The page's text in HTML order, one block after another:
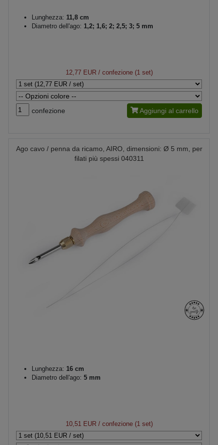
Lunghezza: 11,8 cm
Diametro dell'ago: 1,2; 1,6; 2; 2,5; 3; 5 mm
12,77 EUR/ confezione (1 set)
confezione Aggiungi al carrello
Ago cavo / penna da ricamo, AIRO, dimensioni: Ø 5 mm, per
filati più spessi 040311
Lunghezza: 16 cm
Diametro dell'ago: 5 mm
10,51 EUR/ confezione (1 set)